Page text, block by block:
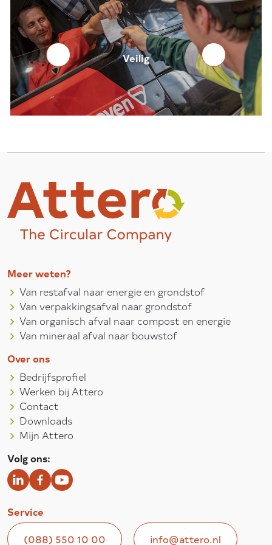
Betrouwbaar
Meer weten?
Van restafval naar energie en grondstof
Van verpakkingsafval naar grondstof
Van organisch afval naar compost en energie
Van mineraal afval naar bouwstof
Over ons
Bedrijfsprofiel
Werken bij Attero
Contact
Downloads
Mijn Attero
Volg ons:
Service
(088) 550 10 00 info@attero.nl